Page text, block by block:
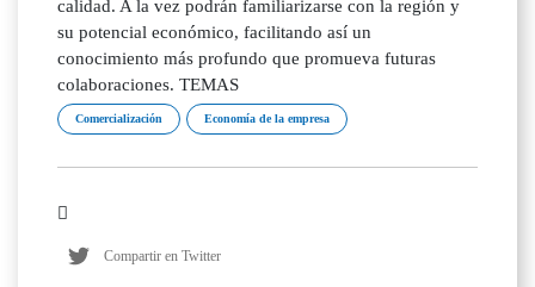
calidad. A la vez podrán familiarizarse con la región y
su potencial económico, facilitando así un
conocimiento más profundo que promueva futuras
colaboraciones. TEMAS
Comercialización Economía de la empresa
Compartir en Twitter